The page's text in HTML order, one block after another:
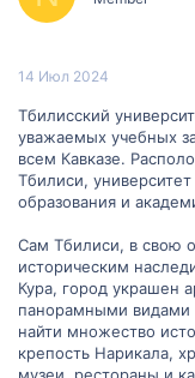
14 Июл 2024
Тбилисский
уважаемых учебных
всем Кавказе.
Тбилиси,
образования и
Сам Тбилиси, в свою
историческим
Кура, город украшен
панорамными
найти множество
крепость Нарикала,
музеи, рестораны и